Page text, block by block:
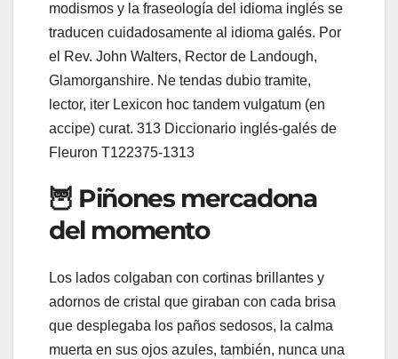
modismos y la fraseología del idioma inglés se
traducen cuidadosamente al idioma galés. Por
el Rev. John Walters, Rector de Landough,
Glamorganshire. Ne tendas dubio tramite,
lector, iter Lexicon hoc tandem vulgatum (en
accipe) curat. 313 Diccionario inglés-galés de
Fleuron T122375-1313
🦉 Piñones mercadona
del momento
Los lados colgaban con cortinas brillantes y
adornos de cristal que giraban con cada brisa
que desplegaba los paños sedosos, la calma
muerta en sus ojos azules, también, nunca una